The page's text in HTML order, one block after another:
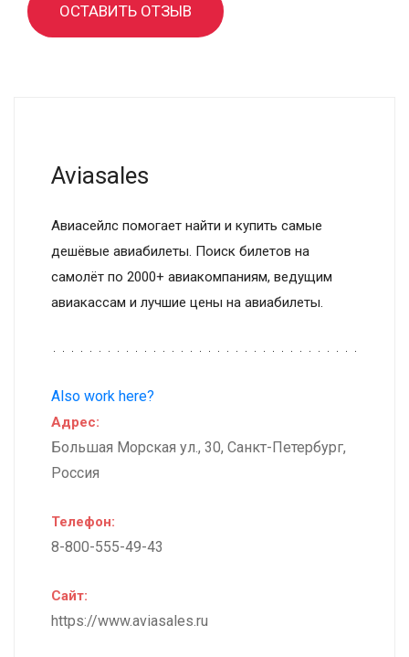
ОСТАВИТЬ ОТЗЫВ
Aviasales
Авиасейлс помогает найти и купить самые
дешёвые авиабилеты. Поиск билетов на
самолёт по 2000+ авиакомпаниям, ведущим
авиакассам и лучшие цены на авиабилеты.
Also work here?
Адрес:
Большая Морская ул., 30, Санкт-Петербург,
Россия
Телефон:
8-800-555-49-43
Сайт:
https://www.aviasales.ru